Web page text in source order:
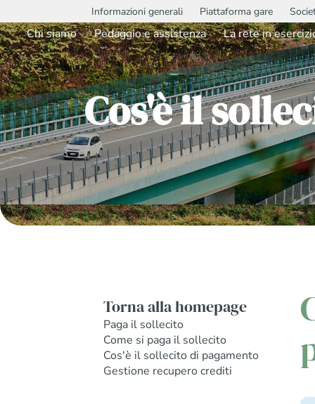
Informazioni generali Piattaforma gare
Chi siamo Pedaggio e assistenza La rete in
Cos'è il
Torna alla homepage
Paga il sollecito
Come si paga il sollecito
Cos'è il sollecito di pagamento
Gestione recupero crediti